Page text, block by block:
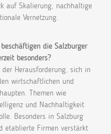
auf Skalierung, nachhaltige
Vernetzung.
die Salzburger
besonders?
Herausforderung, sich in
wirtschaftlichen und
Themen wie
und Nachhaltigkeit
Besonders in Salzburg
etablierte Firmen verstärkt